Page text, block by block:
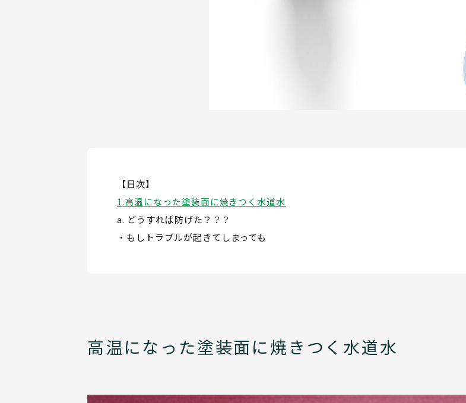
【目次】
高温になった塗装面に焼きつく水道水
どうすれば防げた？？？
もしトラブルが起きてしまっても
高温になった塗装面に焼きつく水道水